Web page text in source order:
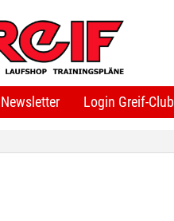
Newsletter Login Greif-Club